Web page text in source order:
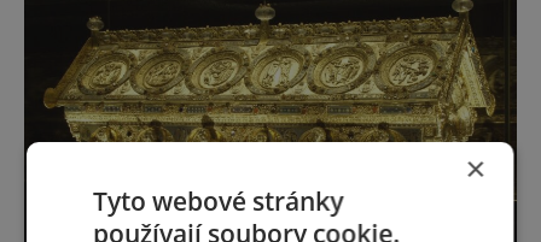
×
Tyto webové stránky
používají soubory cookie.